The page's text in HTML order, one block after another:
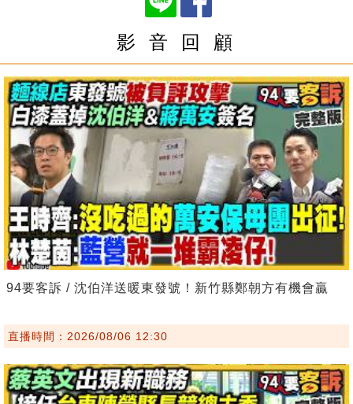
影 音 回 顧
94要客訴 / 沈伯洋送暖東發號！新竹縣鄭朝方有機會贏
直播時間：2026/08/06 12:30